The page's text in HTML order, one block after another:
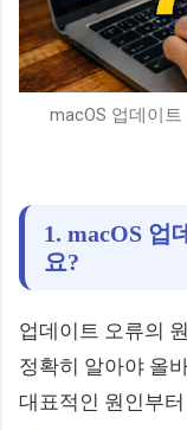
macOS 업데이
1. macOS 업
요?
업데이트 오류의
정확히 알아야 올
대표적인 원인부